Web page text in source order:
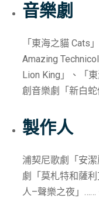
音樂劇
「東海之貓 Cats
Amazing
Lion King」、「
創音樂劇「新白
製作人
浦契尼歌劇「安
劇「莫札特和薩
人–聲樂之夜」……